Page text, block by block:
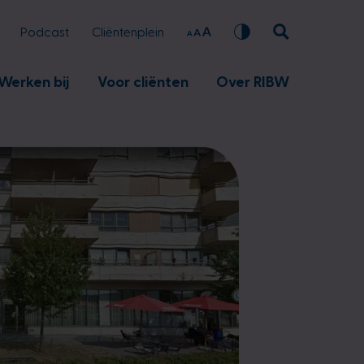
Podcast Cliëntenplein
bij Voor cliënten Over RIBW